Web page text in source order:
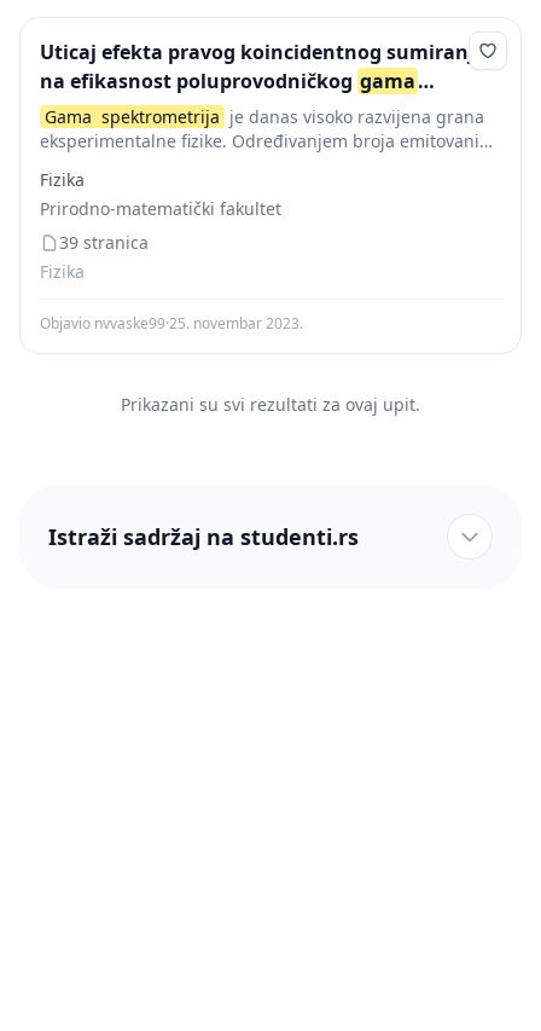
Uticaj efekta pravog koincidentnog sumiranja
na efikasnost poluprovodničkog gama
spektrometra
Gama spektrometrija је danas visoko razvijena grana
eksperimentalne fizike. Određivanjem broja emitovanih
funkciji energije može se dobiti niz korisnih informacija
o...
Fizika
Prirodno-matematički fakultet
39 stranica
Fizika
Objavio nvvaske99·25. novembar 2023.
Prikazani su svi rezultati za ovaj upit.
Istraži sadržaj na studenti.rs